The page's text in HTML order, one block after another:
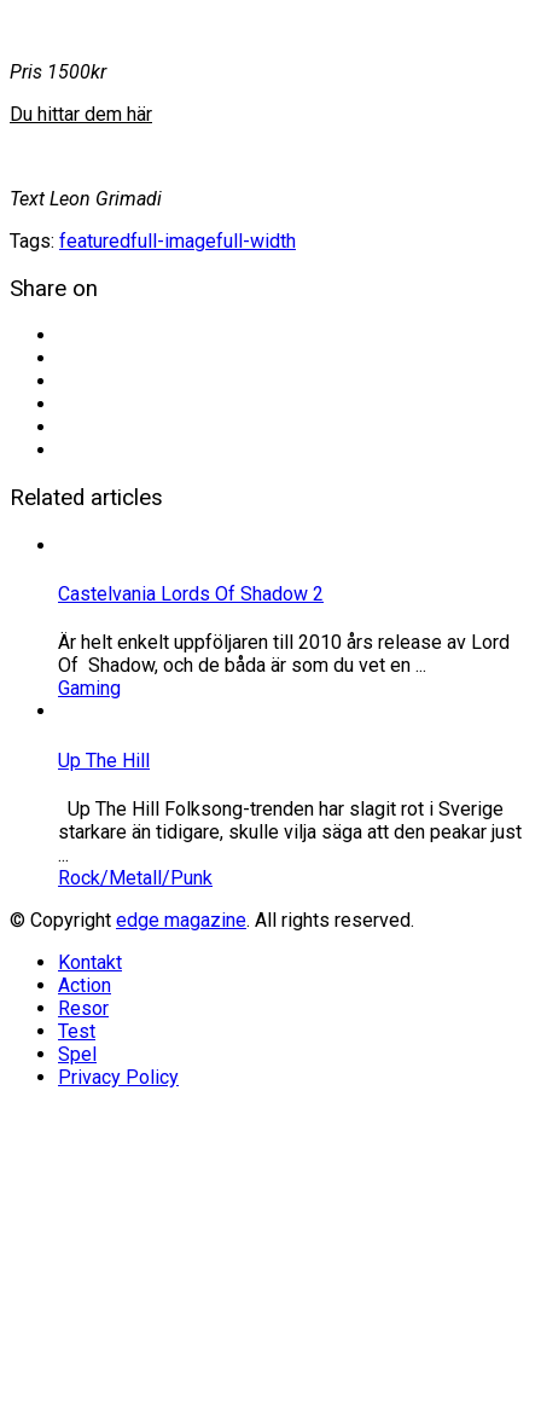
Pris 1500kr
Du hittar dem här
Text Leon Grimadi
Tags: featuredfull-imagefull-width
Share on
Related articles
Castelvania Lords Of Shadow 2
Är helt enkelt uppföljaren till 2010 års release av Lord
Of Shadow, och de båda är som du vet en ...
Gaming
Up The Hill
Up The Hill Folksong-trenden har slagit rot i Sverige
starkare än tidigare, skulle vilja säga att den peakar just
...
Rock/Metall/Punk
© Copyright edge magazine. All rights reserved.
Kontakt
Action
Resor
Test
Spel
Privacy Policy